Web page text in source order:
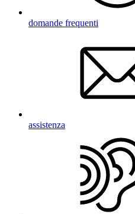
domande frequenti
assistenza